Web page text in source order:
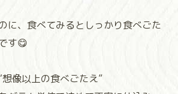
に、食べてみるとしっかり食べごた
す😋
想像以上の食べごたえ”